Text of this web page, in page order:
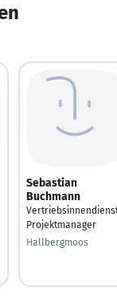
Sebastian
Buchmann
Projektmanager
Hallbergmoos